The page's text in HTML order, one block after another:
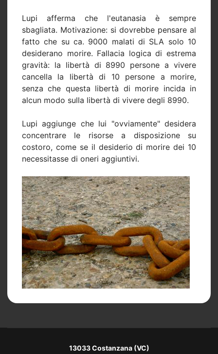
Lupi afferma che l'eutanasia è sempre
sbagliata. Motivazione: si dovrebbe pensare al
fatto che su ca. 9000 malati di SLA solo 10
desiderano morire. Fallacia logica di estrema
gravità: la libertà di 8990 persone a vivere
cancella la libertà di 10 persone a morire,
senza che questa libertà di morire incida in
alcun modo sulla libertà di vivere degli 8990.
Lupi aggiunge che lui "ovviamente" desidera
concentrare le risorse a disposizione su
costoro, come se il desiderio di morire dei 10
necessitasse di oneri aggiuntivi.
13033 Costanzana (VC)